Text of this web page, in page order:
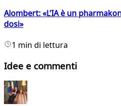
Alombert: «L’IA è un
dosi»
1 min di lettura
Idee e commenti